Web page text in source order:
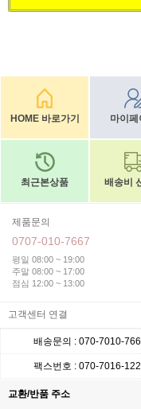
HOME 바로가기 마이페
최근본상품 배송비
제품문의
0707-010-7667
평일 08:00 ~ 19:00
주말 08:00 ~ 17:00
점심 12:00 ~ 13:00
고객센터 연결
배송문의 : 070-7010-
팩스번호 : 070-7016-
교환/반품 주소